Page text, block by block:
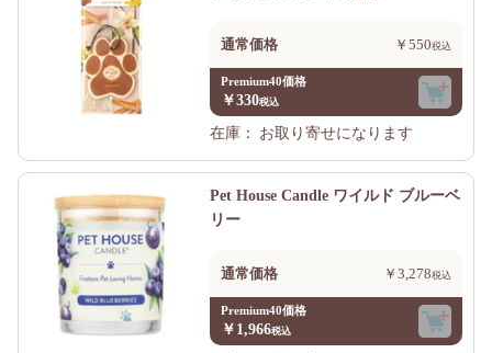
通常価格 ￥550
Premium40価格
￥330
在庫：
お取り寄せになります
Pet House Candle ワイルド ブルーベ
リー
通常価格 ￥3,278
Premium40価格
￥1,966